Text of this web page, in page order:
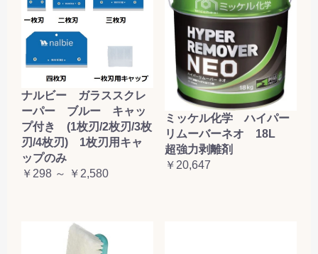
ナルビー ガラススクレ
ーパー ブルー キャッ
プ付き (1枚刃/2枚刃/3枚
刃/4枚刃) 1枚刃用キャ
ップのみ
￥298 ～ ￥2,580
ミッケル化学 ハイパー
リムーバーネオ 18L
超強力剥離剤
￥20,647